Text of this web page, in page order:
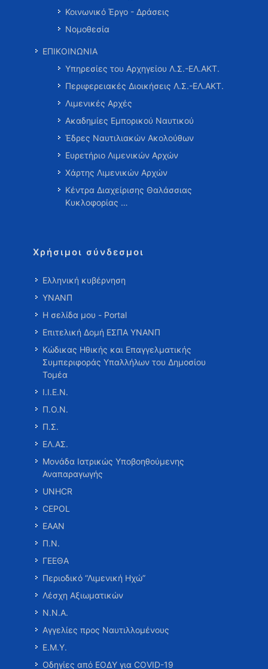
Κοινωνικό Έργο - Δράσεις
Νομοθεσία
ΕΠΙΚΟΙΝΩΝΙΑ
Υπηρεσίες του Αρχηγείου Λ.Σ.-ΕΛ.ΑΚΤ.
Περιφερειακές Διοικήσεις Λ.Σ.-ΕΛ.ΑΚΤ.
Λιμενικές Αρχές
Ακαδημίες Εμπορικού Ναυτικού
Έδρες Ναυτιλιακών Ακολούθων
Ευρετήριο Λιμενικών Αρχών
Χάρτης Λιμενικών Αρχών
Κέντρα Διαχείρισης Θαλάσσιας
Κυκλοφορίας …
Χρήσιμοι σύνδεσμοι
Ελληνική κυβέρνηση
ΥΝΑΝΠ
Η σελίδα μου - Portal
Επιτελική Δομή ΕΣΠΑ ΥΝΑΝΠ
Κώδικας Ηθικής και Επαγγελματικής
Συμπεριφοράς Υπαλλήλων του Δημοσίου
Τομέα
Ι.Ι.Ε.Ν.
Π.Ο.Ν.
Π.Σ.
ΕΛ.ΑΣ.
Μονάδα Ιατρικώς Υποβοηθούμενης
Αναπαραγωγής
UNHCR
CEPOL
ΕΑΑΝ
Π.Ν.
ΓΕΕΘΑ
Περιοδικό “Λιμενική Ηχώ”
Λέσχη Αξιωματικών
Ν.Ν.Α.
Αγγελίες προς Ναυτιλλομένους
Ε.Μ.Υ.
Οδηγίες από ΕΟΔΥ για COVID-19